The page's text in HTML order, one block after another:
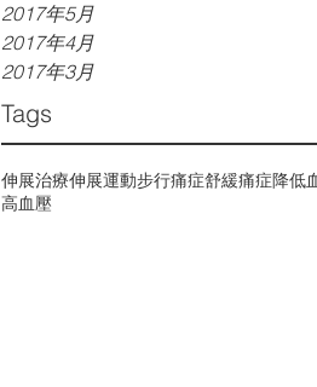
2017年5月
2017年4月
2017年3月
Tags
伸展治療伸展運動步行痛症舒緩痛症降低
高血壓